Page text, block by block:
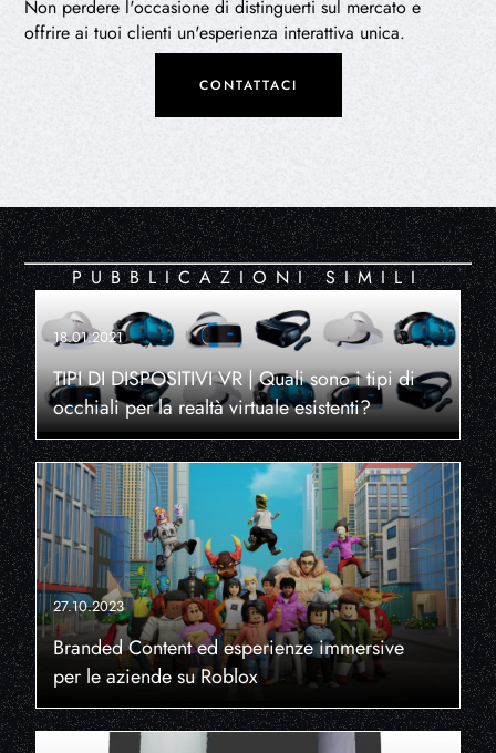
Non perdere l'occasione di distinguerti sul mercato e
offrire ai tuoi clienti un'esperienza interattiva unica.
CONTATTACI
PUBBLICAZIONI SIMILI
18.01.2021
TIPI DI DISPOSITIVI VR | Quali sono i tipi di
occhiali per la realtà virtuale esistenti?
27.10.2023
Branded Content ed esperienze immersive
per le aziende su Roblox